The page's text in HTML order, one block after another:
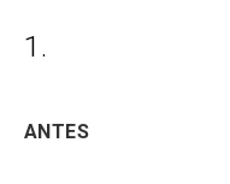
1.
ANTES